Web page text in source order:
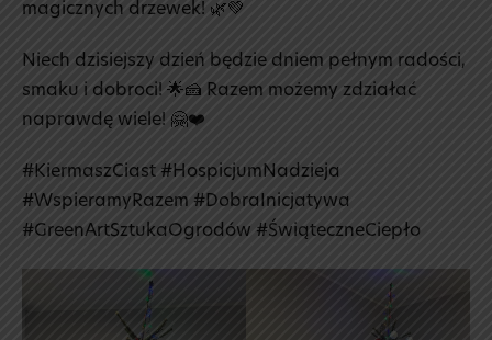
magicznych drzewek! 🌿💚
Niech dzisiejszy dzień będzie dniem pełnym radości,
smaku i dobroci! 🌟🍰 Razem możemy zdziałać
naprawdę wiele! 🤗❤️
#KiermaszCiast #HospicjumNadzieja
#WspieramyRazem #DobraInicjatywa
#GreenArtSztukaOgrodów #ŚwiąteczneCiepło